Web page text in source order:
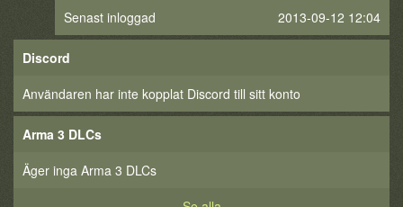
Senast inloggad
2013-09-12 12:04
Discord
Användaren har inte kopplat Discord till sitt konto
Arma 3 DLCs
Äger inga Arma 3 DLCs